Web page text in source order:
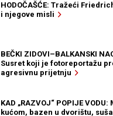
HODOČAŠĆE: Tražeći
i njegove misli
BEČKI ZIDOVI–BALKANSKI
Susret koji je fotoreportažu
agresivnu prijetnju
KAD „RAZVOJ“ POPIJE
kućom, bazen u dvorištu,